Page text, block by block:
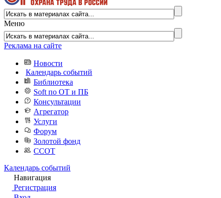
Меню
Реклама на сайте
Новости
Календарь событий
Библиотека
Soft по ОТ и ПБ
Консультации
Агрегатор
Услуги
Форум
Золотой фонд
ССОТ
Календарь событий
Навигация
Регистрация